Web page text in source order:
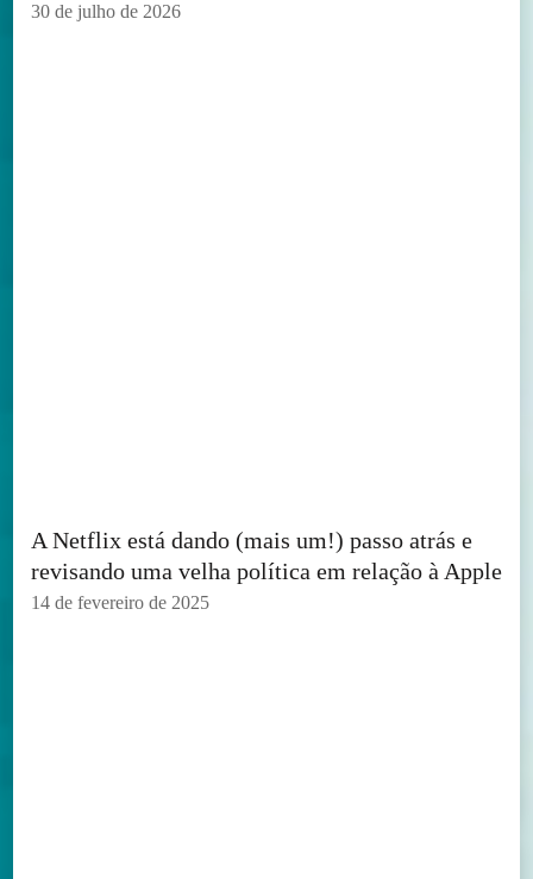
30 de julho de 2026
A Netflix está dando (mais um!) passo atrás e
revisando uma velha política em relação à Apple
14 de fevereiro de 2025